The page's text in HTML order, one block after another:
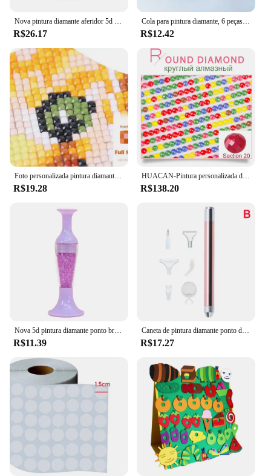
Nova pintura diamante aferidor 5d pintura diamante cola permanente segurar & brilho efeito aferidor para pintura diamante e quebra-cabeça cola
R$26.17
Cola para pintura diamante, 6 peças, argila, cera, lama com caixa de armazenamento, kit de ferramentas de bordado diy, ponto cruz, acessórios de cola pontilhada
R$12.42
Foto personalizada pintura diamante família foto e casal foto ponto cruz quadrado completo/redondo imagem de strass diy diamante emb
R$19.28
HUACAN-Pintura personalizada diamante com fotos, Praça cheia Imagem de strass, bordado diamante, bebê, presente de casamento, pais
R$138.20
R$11.39
Caneta de pintura diamante ponto de iluminação caneta broca com lupa ferramenta artesanato
R$17.27